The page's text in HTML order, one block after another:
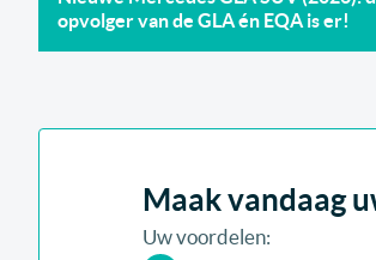
opvolger van de GLA én EQA is er!
Maak vandaag
Uw voordelen: